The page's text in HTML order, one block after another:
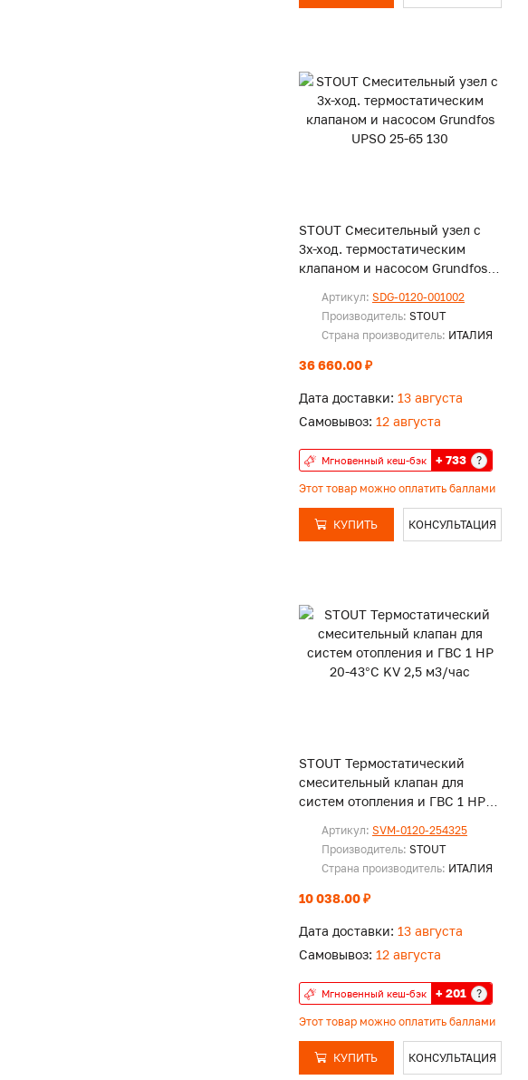
STOUT Смесительный узел с
3х-ход. термостатическим
клапаном и насосом Grundfos
Артикул: SDG-0120-001002
Производитель: STOUT
Страна производитель: ИТАЛИЯ
36 660.00 ₽
Дата доставки: 13 августа
Самовывоз: 12 августа
Мгновенный кеш-бэк + 733 ?
Этот товар можно оплатить баллами
КУПИТЬ КОНСУЛЬТАЦИЯ
STOUT Термостатический
смесительный клапан для
систем отопления и ГВС 1 НР
Артикул: SVM-0120-254325
Производитель: STOUT
Страна производитель: ИТАЛИЯ
10 038.00 ₽
Дата доставки: 13 августа
Самовывоз: 12 августа
Мгновенный кеш-бэк + 201 ?
Этот товар можно оплатить баллами
КУПИТЬ КОНСУЛЬТАЦИЯ